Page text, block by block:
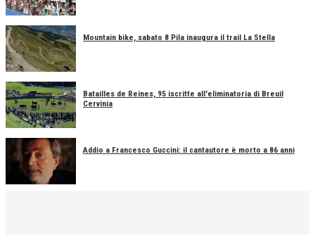
Mountain bike, sabato 8 Pila inaugura il trail La Stella
Batailles de Reines, 95 iscritte all'eliminatoria di Breuil
Cervinia
Addio a Francesco Guccini: il cantautore è morto a 86 anni